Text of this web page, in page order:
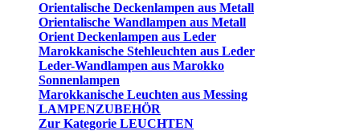
Orientalische Deckenlampen aus Metall
Orientalische Wandlampen aus Metall
Orient Deckenlampen aus Leder
Marokkanische Stehleuchten aus Leder
Leder-Wandlampen aus Marokko
Sonnenlampen
Marokkanische Leuchten aus Messing
LAMPENZUBEHÖR
Zur Kategorie LEUCHTEN